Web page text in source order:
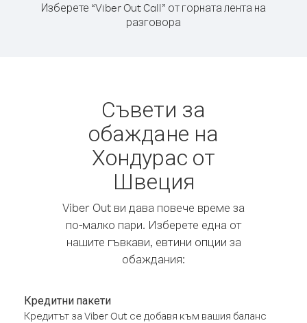
Изберете “Viber Out Call” от горната лента на
разговора
Съвети за
обаждане на
Хондурас от
Швеция
Viber Out ви дава повече време за
по-малко пари. Изберете една от
нашите гъвкави, евтини опции за
обаждания:
Кредитни пакети
Кредитът за Viber Out се добавя към вашия баланс